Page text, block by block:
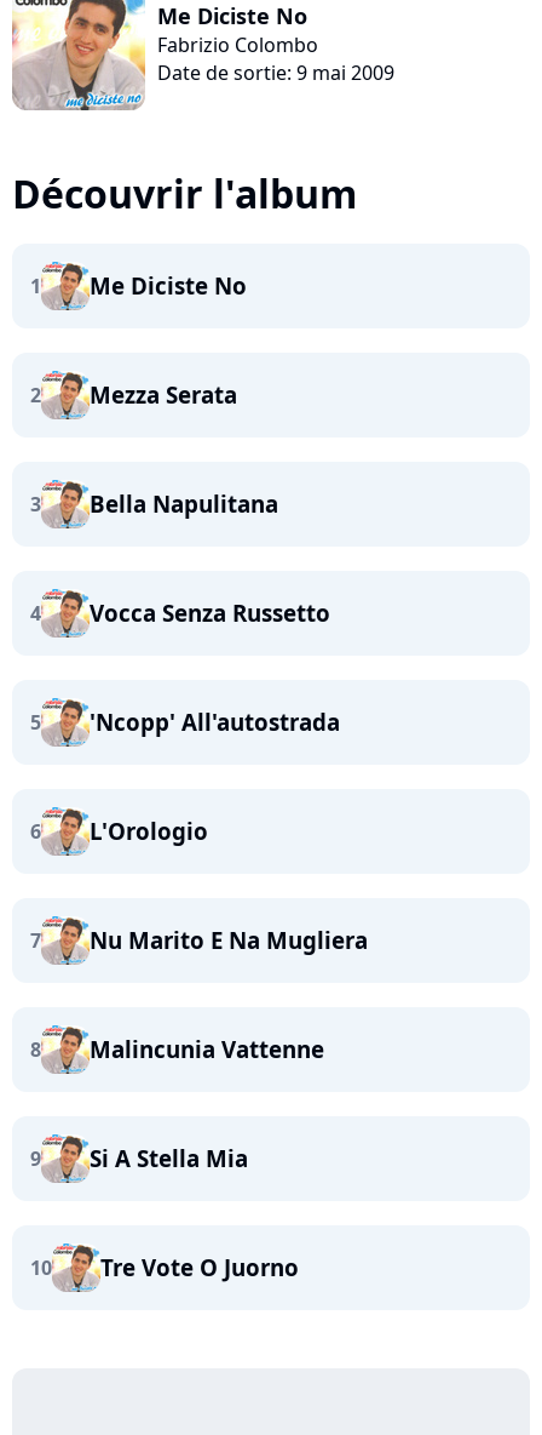
Me Diciste No
Fabrizio Colombo
Date de sortie: 9 mai 2009
Découvrir l'album
1 Me Diciste No
2 Mezza Serata
3 Bella Napulitana
4 Vocca Senza Russetto
5 'Ncopp' All'autostrada
6 L'Orologio
7 Nu Marito E Na Mugliera
8 Malincunia Vattenne
9 Si A Stella Mia
10 Tre Vote O Juorno